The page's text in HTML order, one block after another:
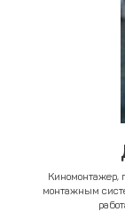
Киномонтажер,
монтажным